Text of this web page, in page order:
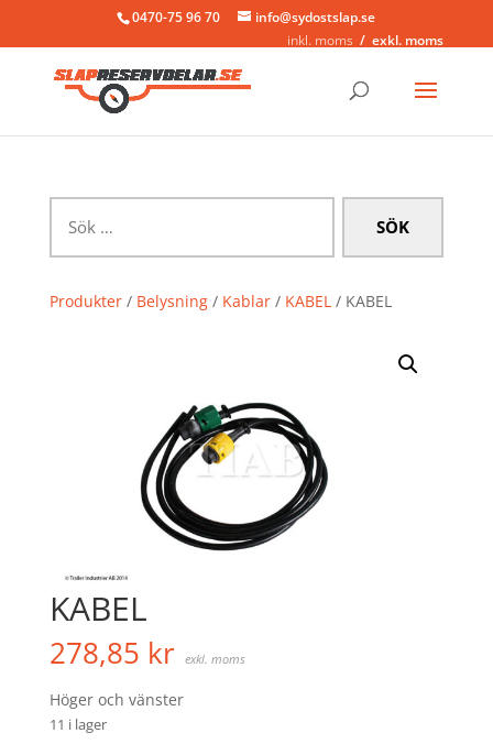
0470-75 96 70
info@sydostslap.se
inkl. moms
exkl. moms
efter:
Produkter/ Belysning/ Kablar/ KABEL/ KABEL
KABEL
278,85 kr exkl. moms
Höger och vänster
11 i lager